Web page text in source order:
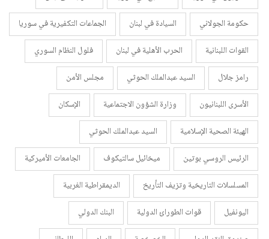
حكومة الجولاني
السيادة في لبنان
الجماعات التكفيرية في سوريا
القوات اللبنانية
الحرب الأهلية في لبنان
فلول النظام السوري
رامز جلال
السيد عبدالملك الحوثي
مجلس الأمن
الأسرى اللبنانيون
وزارة الشؤون الاجتماعية
الإسكان
الهيئة الصحية الإسلامية
السيد عبدالملك الحوثي
الرئيس الروسي بوتين
ميخائيل سالتيكوف
الجامعات الأميركية
المسلسلات التاريخية وتزيف التأريخ
الديمقراطية الغربية
اليونفيل
قوات الطورائ الدولية
البنك الدولي